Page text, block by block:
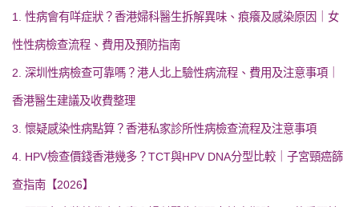
1. 性病會有咩症狀？香港婦科醫生拆解異味、痕癢及感染原因｜女
性性病檢查流程、費用及預防指南
2. 深圳性病檢查可靠嗎？港人北上驗性病流程、費用及注意事項｜
香港醫生建議及收費整理
3. 懷疑感染性病點算？香港私家診所性病檢查流程及注意事項
4. HPV檢查價錢香港幾多？TCT與HPV DNA分型比較｜子宮頸癌篩
查指南【2026】